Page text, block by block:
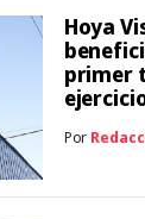
Hoya
primer
Por